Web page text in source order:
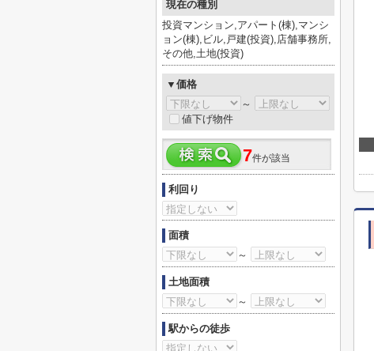
現在の種別
投資マンション,アパート(棟),マンシ
ョン(棟),ビル,戸建(投資),店舗事務所,
その他,土地(投資)
▼価格
～
値下げ物件
7件が該当
利回り
面積
～
土地面積
～
駅からの徒歩